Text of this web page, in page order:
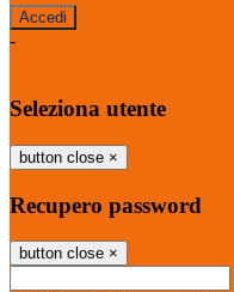
-
Seleziona utente
button close ×
Recupero password
button close ×